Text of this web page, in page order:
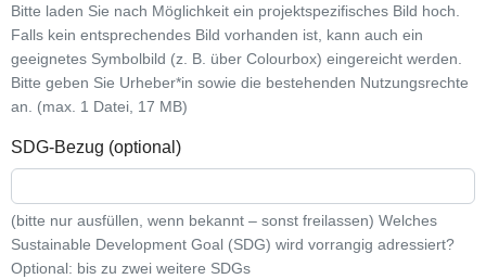
Bitte laden Sie nach Möglichkeit ein projektspezifisches Bild hoch.
Falls kein entsprechendes Bild vorhanden ist, kann auch ein
geeignetes Symbolbild (z. B. über Colourbox) eingereicht werden.
Bitte geben Sie Urheber*in sowie die bestehenden Nutzungsrechte
an. (max. 1 Datei, 17 MB)
SDG-Bezug (optional)
(bitte nur ausfüllen, wenn bekannt – sonst freilassen) Welches
Sustainable Development Goal (SDG) wird vorrangig adressiert?
Optional: bis zu zwei weitere SDGs